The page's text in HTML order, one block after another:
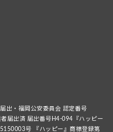
出・福岡公安委員会 認定番号
届出済 届出番号H4-094『ハッピー
号 『ハッピー』商標登録第